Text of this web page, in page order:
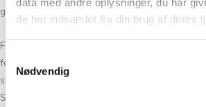
de har indsamlet fra din brug af deres
Nødvendig
god gaveidé.
For at kunne spille, Det Fantastiske Hæklespil,
fastmasker og stangmasker. For at spille, Det
skal man kunne strikke ret og vrang. Spillene
Sangild og er en fantastisk måde at ryste en